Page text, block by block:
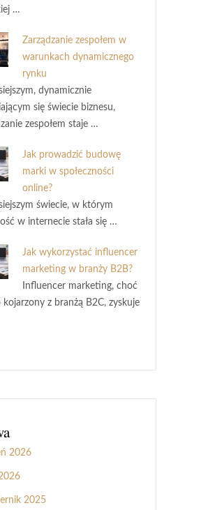
…
Zarządzanie zespołem w
warunkach dynamicznego
rynku
dynamicznie
się świecie biznesu,
zespołem staje …
Jak prowadzić budowę
marki w społeczności
online?
świecie, w którym
w internecie stała się …
Jak wykorzystać influencer
marketing w branży B2B?
Influencer marketing, choć
kojarzony z branżą B2C, zyskuje
2026
2025